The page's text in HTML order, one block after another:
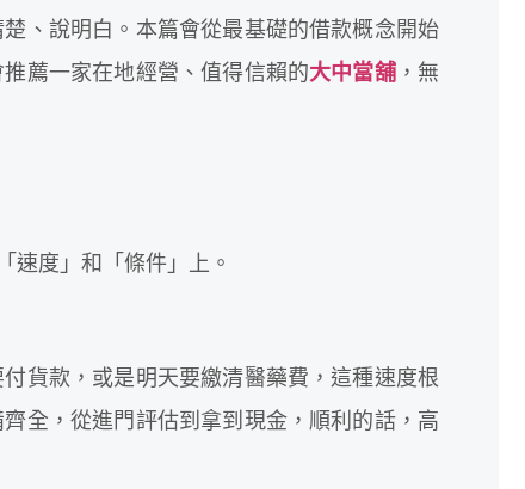
、說明白。本篇會從最基礎的借款概念開始
薦一家在地經營、值得信賴的大中當舖，無
速度」和「條件」上。
貨款，或是明天要繳清醫藥費，這種速度根
全，從進門評估到拿到現金，順利的話，高